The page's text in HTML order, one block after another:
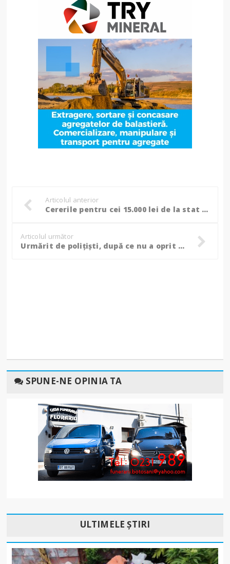
Articolul anterior
Cererile pentru cei 15.000 lei de la stat pentru proceduri de fertilizare pot fi depuse din 5 decembrie
Articolul următor
Urmărit de polițiști, după ce nu a oprit la semnalul acestora. Șoferul era mort de beat
SPUNE-NE OPINIA TA
ULTIMELE ȘTIRI